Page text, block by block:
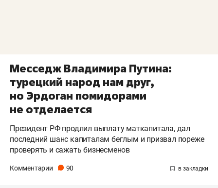
Месседж Владимира Путина:
турецкий народ нам друг,
но Эрдоган помидорами
не отделается
Президент РФ продлил выплату маткапитала, дал
последний шанс капиталам беглым и призвал пореже
проверять и сажать бизнесменов
Комментарии 90